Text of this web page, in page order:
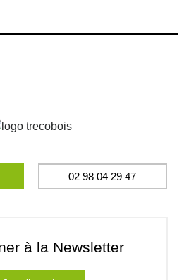
02 98 04 29 47
à la Newsletter